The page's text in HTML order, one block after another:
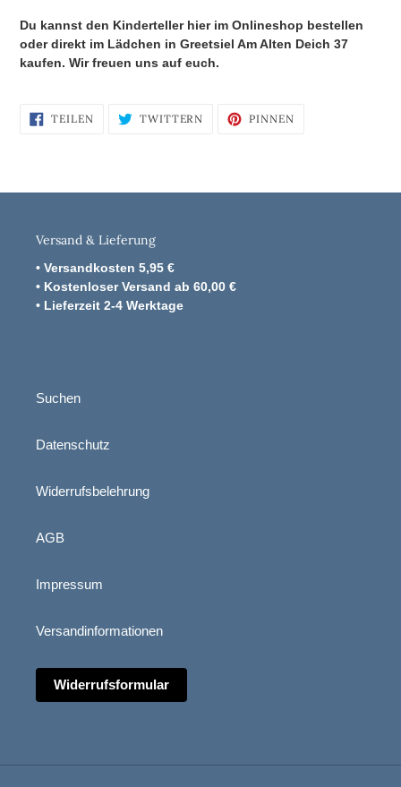
Du kannst den Kinderteller hier im Onlineshop bestellen
oder direkt im Lädchen in Greetsiel Am Alten Deich 37
kaufen. Wir freuen uns auf euch.
TEILENAUF
FACEBOOK
TWITTERN
TWITTER
PINNEN
Versand & Lieferung
• Versandkosten 5,95 €
• Kostenloser Versand ab 60,00 €
• Lieferzeit 2-4 Werktage
Suchen
Datenschutz
Widerrufsbelehrung
AGB
Impressum
Versandinformationen
Widerrufsformular